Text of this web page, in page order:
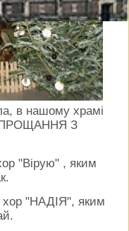
в нашому храмі
"ПРОЩАННЯ З
"Вірую" , яким
хор "НАДІЯ", яким